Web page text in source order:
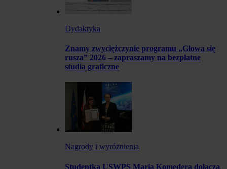
Dydaktyka
Znamy zwyciężczynie programu „Głowa się
rusza” 2026 – zapraszamy na bezpłatne
studia graficzne
Nagrody i wyróżnienia
Studentka USWPS Maria Komędera dołącza